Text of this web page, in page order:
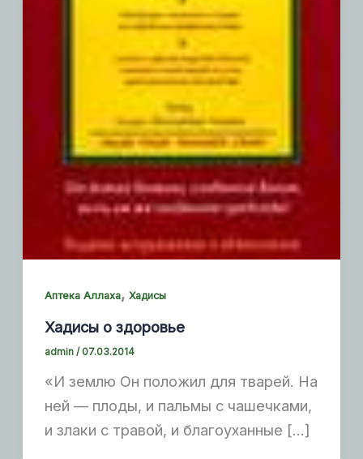
Аптека Аллаха,Хадисы
Хадисы о здоровье
admin/ 07.03.2014
«И землю Он положил для тварей. На
ней — плоды, и пальмы с чашечками,
и злаки с травой, и благоуханные […]